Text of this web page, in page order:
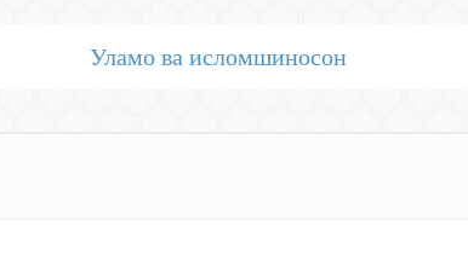
Уламо ва исломшиносон